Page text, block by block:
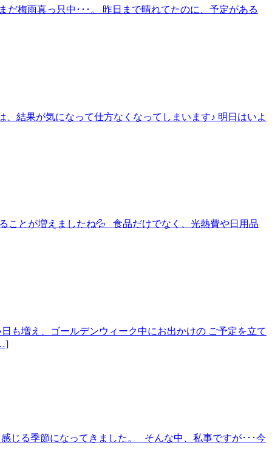
梅雨真っ只中･･･。 昨日まで晴れてたのに、予定がある
結果が気になって仕方なくなってしまいます♪ 明日はいよ
ことが増えましたね💦 食品だけでなく、光熱費や日用品
も増え、ゴールデンウィーク中にお出かけの ご予定を立て
じる季節になってきました。 そんな中、私事ですが･･･今